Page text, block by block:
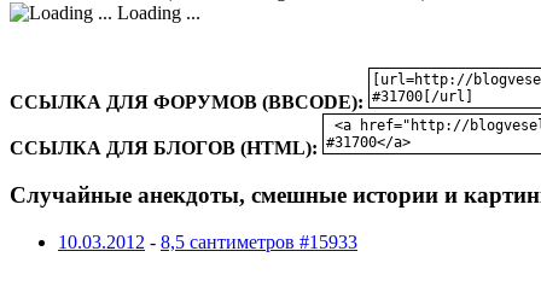
Loading ...
ССЫЛКА ДЛЯ ФОРУМОВ (BBCODE):
ССЫЛКА ДЛЯ БЛОГОВ (HTML):
Случайные анекдоты, смешные истории и
10.03.2012 - 8,5 сантиметров #15933